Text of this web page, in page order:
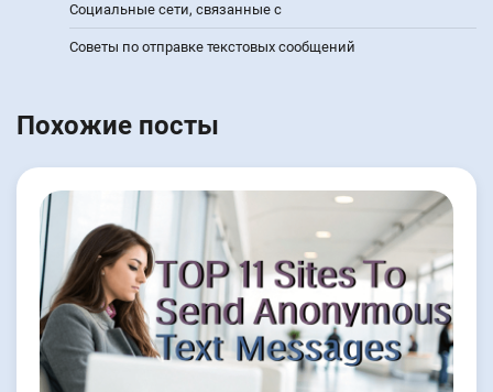
Социальные сети, связанные с
Советы по отправке текстовых сообщений
Похожие посты